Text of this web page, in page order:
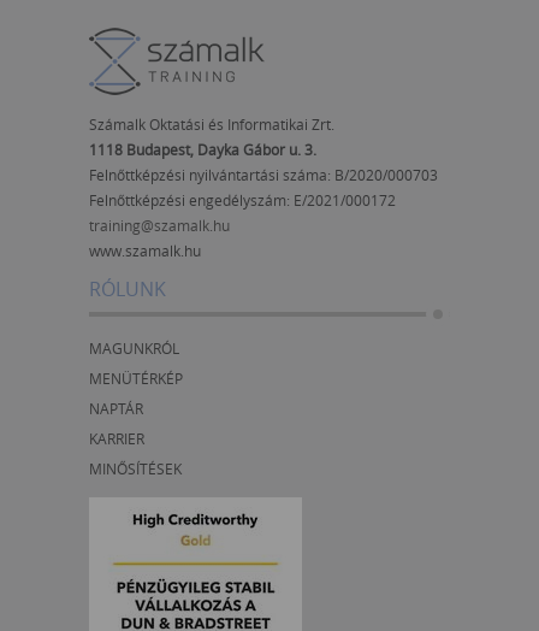
Számalk Oktatási és Informatikai Zrt.
1118 Budapest, Dayka Gábor u. 3.
Felnőttképzési nyilvántartási száma: B/2020/000703
Felnőttképzési engedélyszám: E/2021/000172
training@szamalk.hu
www.szamalk.hu
RÓLUNK
MAGUNKRÓL
MENÜTÉRKÉP
NAPTÁR
KARRIER
MINŐSÍTÉSEK